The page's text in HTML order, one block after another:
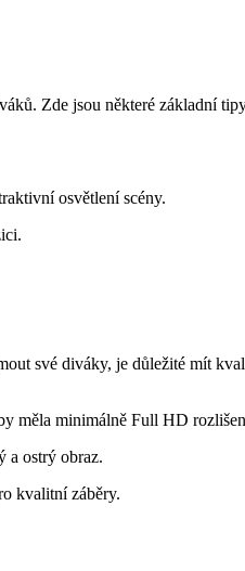
Zde jsou některé základní
osvětlení scény.
své diváky, je důležité mít
měla minimálně Full HD
a ostrý obraz.
kvalitní záběry.